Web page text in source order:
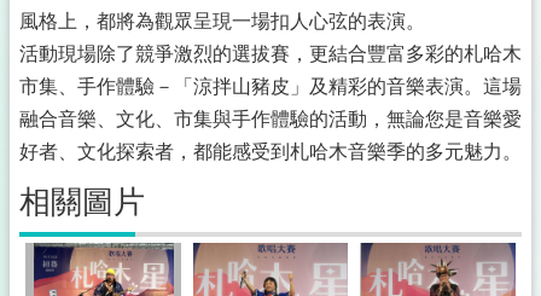
風格上，都將為觀眾呈現一場扣人心弦的表演。
活動現場除了競爭激烈的選拔賽，更結合豐富多彩的札哈木
市集、手作體驗－「涼拌山豬皮」及精彩的音樂表演。這場
融合音樂、文化、市集與手作體驗的活動，無論您是音樂愛
好者、文化探索者，都能感受到札哈木音樂季的多元魅力。
相關圖片